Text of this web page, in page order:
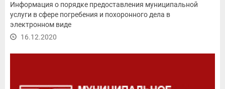
Информация о порядке предоставления муниципальной
услуги в сфере погребения и похоронного дела в
электронном виде
16.12.2020